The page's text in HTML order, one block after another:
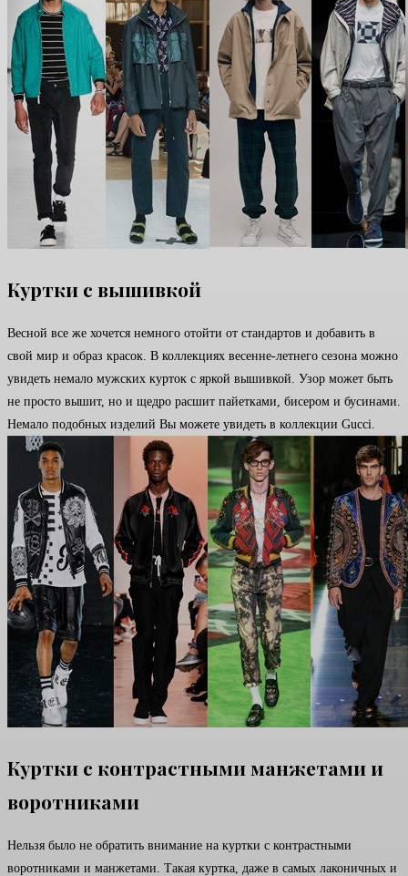
Куртки с вышивкой
Весной все же хочется немного отойти от стандартов и добавить в
свой мир и образ красок. В коллекциях весенне-летнего сезона можно
увидеть немало мужских курток с яркой вышивкой. Узор может быть
не просто вышит, но и щедро расшит пайетками, бисером и бусинами.
Немало подобных изделий Вы можете увидеть в коллекции Gucci.
Куртки с контрастными манжетами и
воротниками
Нельзя было не обратить внимание на куртки с контрастными
воротниками и манжетами. Такая куртка, даже в самых лаконичных и